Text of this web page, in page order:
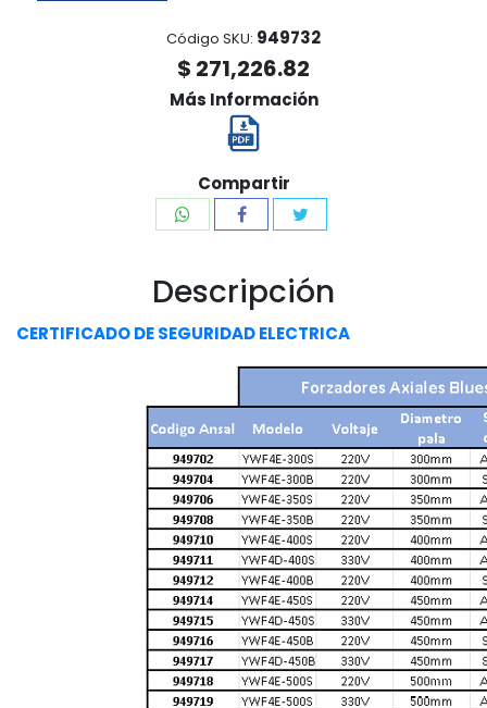
Código SKU: 949732
$ 271,226.82
Más Información
Compartir
Descripción
CERTIFICADO DE SEGURIDAD ELECTRICA